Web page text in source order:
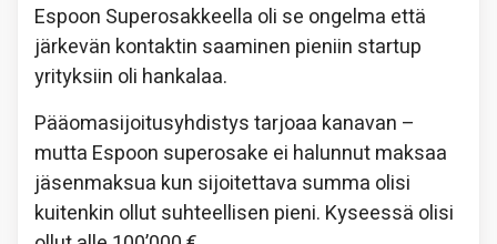
Espoon Superosakkeella oli se ongelma että
järkevän kontaktin saaminen pieniin startup
yrityksiin oli hankalaa.
Pääomasijoitusyhdistys tarjoaa kanavan –
mutta Espoon superosake ei halunnut maksaa
jäsenmaksua kun sijoitettava summa olisi
kuitenkin ollut suhteellisen pieni. Kyseessä olisi